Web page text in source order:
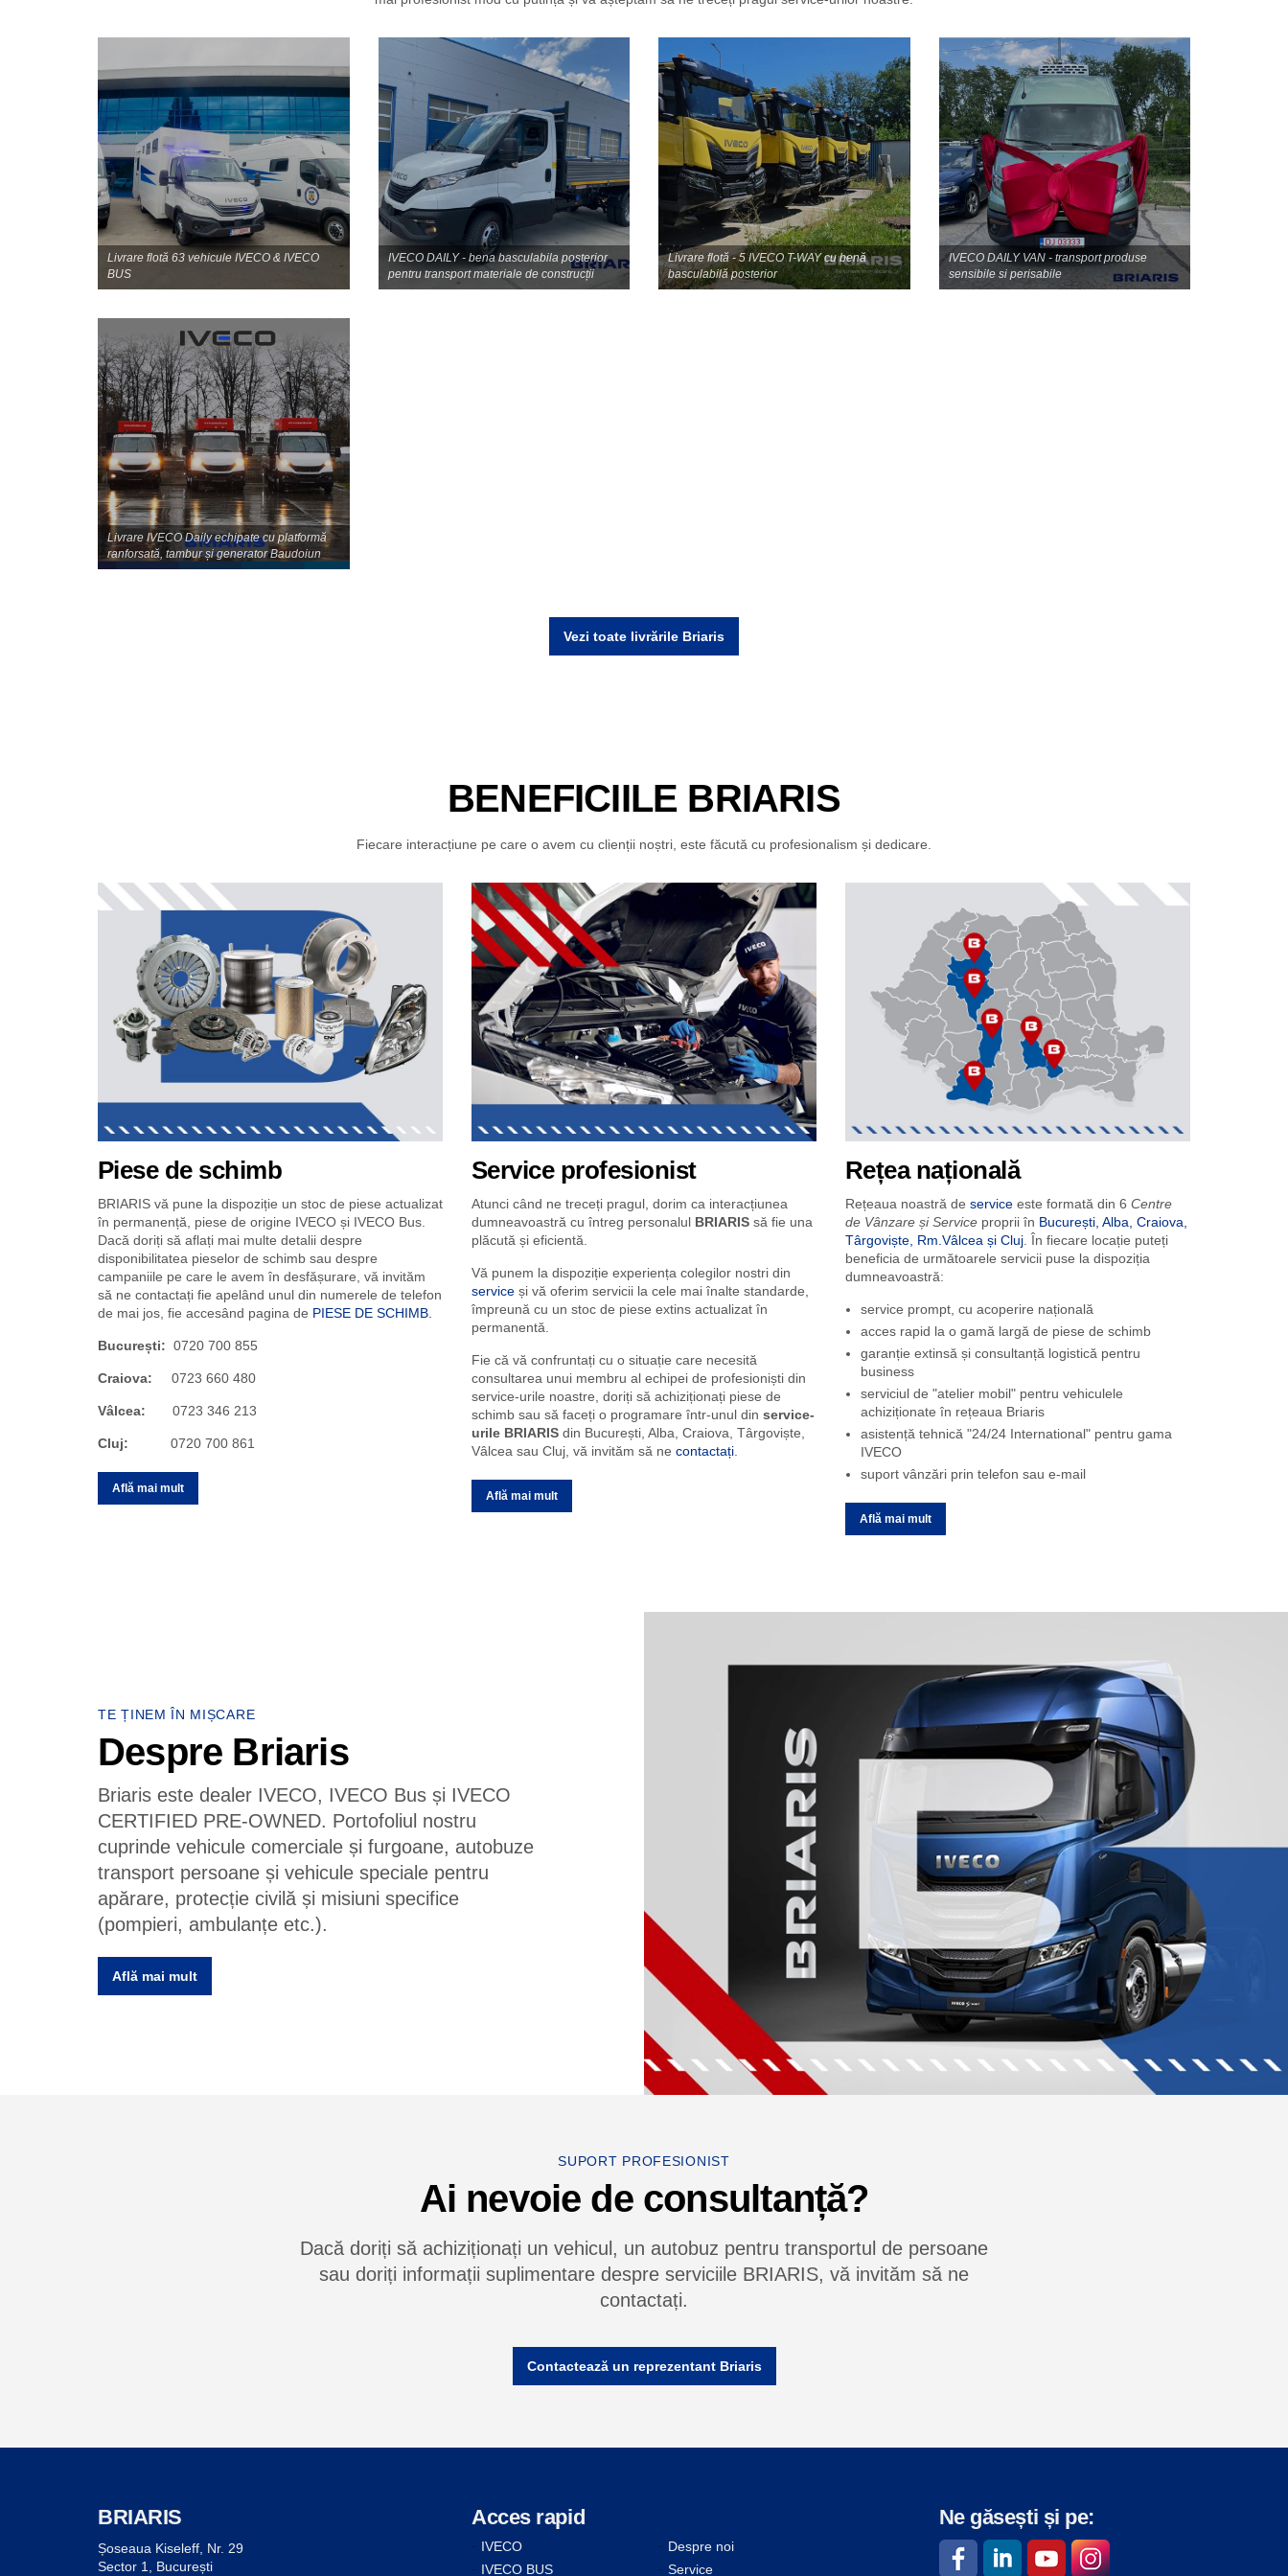
Suntem dedicați îndeplinirii nevoilor de mișcare a transportatorilor din România, mai ales în această perioadă dificilă
mai profesionist mod cu putință și vă așteptăm să ne treceți pragul service-urilor noastre.
BUS
BENEFICIILE BRIARIS
Fiecare interacțiune pe care o avem cu clienții noștri, este făcută cu profesionalism și dedicare.
Piese de schimb
BRIARIS vă pune la dispoziție un stoc de piese actualizat
în permanență, piese de origine IVECO și IVECO Bus.
Dacă doriți să aflați mai multe detalii despre
disponibilitatea pieselor de schimb sau despre
campaniile pe care le avem în desfășurare, vă invităm
să ne contactați fie apelând unul din numerele de telefon
de mai jos, fie accesând pagina de
Cluj: 0720 700 861
Service profesionist
Atunci când ne treceți pragul, dorim ca interacțiunea
dumneavoastră cu întreg personalulBRIARISsă fie una
plăcută și eficientă.
Vă punem la dispoziție experiența colegilor nostri din
serviceși vă oferim servicii la cele mai înalte standarde,
împreună cu un stoc de piese extins actualizat în
permanentă.
Fie că vă confruntați cu o situație care necesită
consultarea unui membru al echipei de profesioniști din
service-urile noastre, doriți să achiziționați piese de
schimb sau să faceți o programare într-unul din
urile BRIARISdin București, Alba, Craiova, Târgoviște,
Vâlcea sau Cluj, vă invităm să ne
Rețea națională
Rețeaua noastră deserviceeste formată din 6 Centre
de Vânzare și Serviceproprii înBucurești, Alba, Craiova,
Târgoviște, Rm.Vâlcea și Cluj
beneficia de următoarele servicii puse la dispoziția
service prompt, cu acoperire națională
acces rapid la o gamă largă de piese de schimb
garanție extinsă și consultanță logistică pentru
business
serviciul de "atelier mobil" pentru vehiculele
achiziționate în rețeaua Briaris
asistență tehnică "24/24 International" pentru gama
suport vânzări prin telefon sau e-mail
TE ȚINEM ÎN MIȘCARE
Despre Briaris
Briaris este dealer IVECO, IVECO Bus și IVECO
CERTIFIED PRE-OWNED. Portofoliul nostru
cuprinde vehicule comerciale și furgoane, autobuze
transport persoane și vehicule speciale pentru
(pompieri, ambulanțe etc.).
SUPORT PROFESIONIST
Ai nevoie de consultanță?
Dacă doriți să achiziționați un vehicul, un autobuz pentru transportul de persoane
contactați.
BRIARIS Acces rapid Ne găsești și pe: